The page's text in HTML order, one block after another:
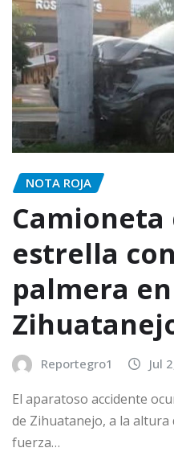
NOTA ROJA
Camioneta
estrella
palmera en
Reportegro1 Jul
El aparatoso accidente
de Zihuatanejo, a la altura
fuerza…